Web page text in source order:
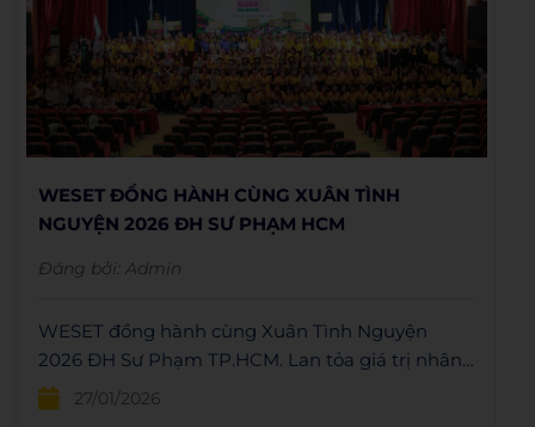
WESET ĐỒNG HÀNH CÙNG XUÂN TÌNH
NGUYỆN 2026 ĐH SƯ PHẠM HCM
Đăng bởi: Admin
WESET đồng hành cùng Xuân Tình Nguyện
2026 ĐH Sư Phạm TP.HCM. Lan tỏa giá trị nhân
văn và nhận ngay ưu đãi học tiếng Anh.
27/01/2026